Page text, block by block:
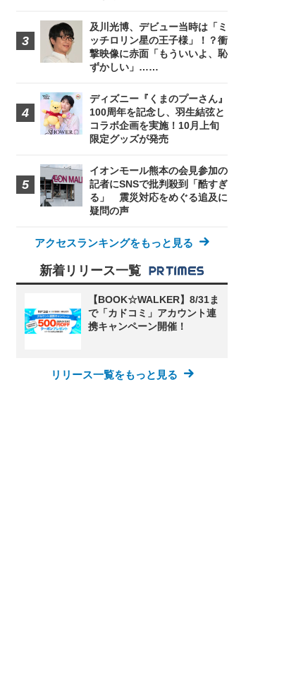
及川光博、デビュー当時は「ミ
ッチロリン星の王子様」！？衝
撃映像に赤面「もういいよ、恥
ずかしい」……
ディズニー『くまのプーさん』
100周年を記念し、羽生結弦と
コラボ企画を実施！10月上旬
限定グッズが発売
イオンモール熊本の会見参加の
記者にSNSで批判殺到「酷すぎ
る」 震災対応をめぐる追及に
疑問の声
アクセスランキングをもっと見る
新着リリース一覧
【BOOK☆WALKER】8/31ま
で「カドコミ」アカウント連
携キャンペーン開催！
リリース一覧をもっと見る